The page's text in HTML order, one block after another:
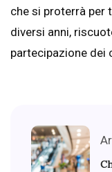
che si proterrà per
diversi anni,
partecipazione dei